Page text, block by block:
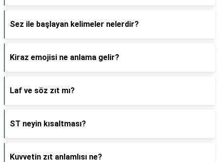
Sez ile başlayan kelimeler nelerdir?
Kiraz emojisi ne anlama gelir?
Laf ve söz zıt mı?
ST neyin kısaltması?
Kuvvetin zıt anlamlısı ne?